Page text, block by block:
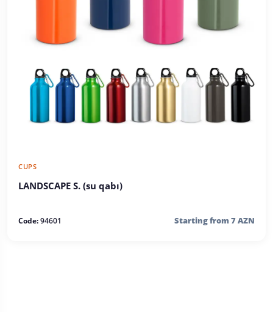
CUPS
LANDSCAPE S. (su qabı)
Code:94601 Starting from 7 AZN